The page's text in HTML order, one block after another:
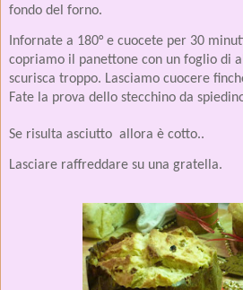
fondo del forno.
Infornate a 180° e cuocete per 30
copriamo il panettone con un foglio di
scurisca troppo. Lasciamo cuocere
Fate la prova dello stecchino da
Se risulta asciutto allora è cotto..
Lasciare raffreddare su una gratella.